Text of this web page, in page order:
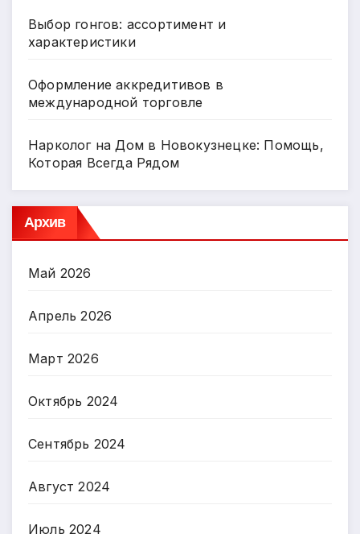
Выбор гонгов: ассортимент и
характеристики
Оформление аккредитивов в
международной торговле
Нарколог на Дом в Новокузнецке: Помощь,
Которая Всегда Рядом
Архив
Май 2026
Апрель 2026
Март 2026
Октябрь 2024
Сентябрь 2024
Август 2024
Июль 2024